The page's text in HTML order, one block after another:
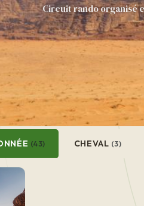
Circuit rando organisé
(43) CHEVAL (3)